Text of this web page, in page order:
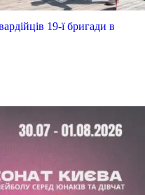
19-ї бригади в